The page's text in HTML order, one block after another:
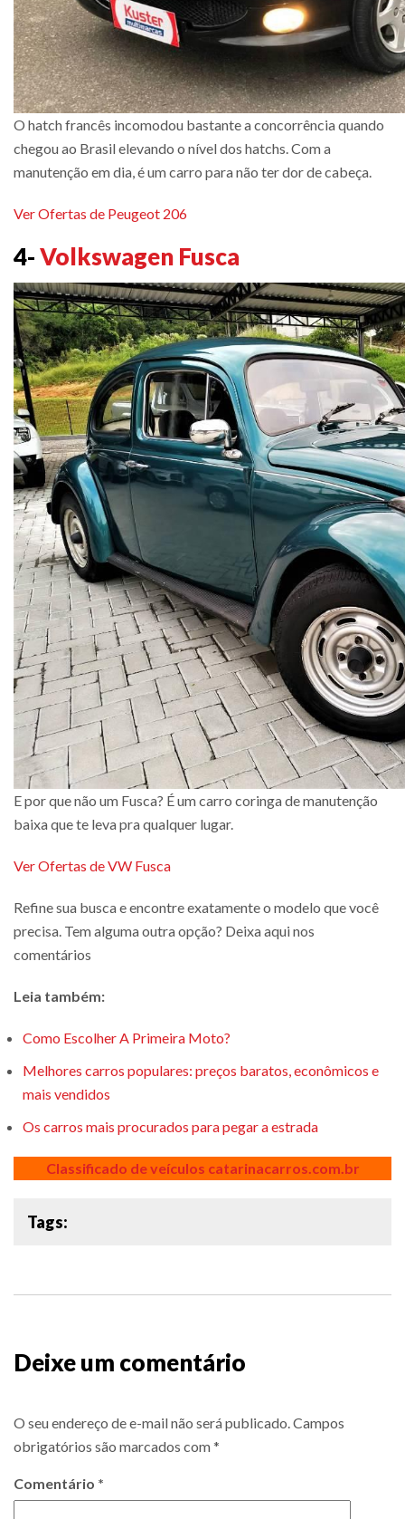
O hatch francês incomodou bastante a concorrência quando
chegou ao Brasil elevando o nível dos hatchs. Com a
manutenção em dia, é um carro para não ter dor de cabeça.
Ver Ofertas de Peugeot 206
4-Volkswagen Fusca
E por que não um Fusca? É um carro coringa de manutenção
baixa que te leva pra qualquer lugar.
Ver Ofertas de VW Fusca
Refine sua busca e encontre exatamente o modelo que você
precisa. Tem alguma outra opção? Deixa aqui nos
comentários
Leia também:
Como Escolher A Primeira Moto?
Melhores carros populares: preços baratos, econômicos e
mais vendidos
Os carros mais procurados para pegar a estrada
Classificado de veículos catarinacarros.com.br
Tags:
Deixe um comentário
O seu endereço de e-mail não será publicado. Campos
obrigatórios são marcados com*
Comentário *